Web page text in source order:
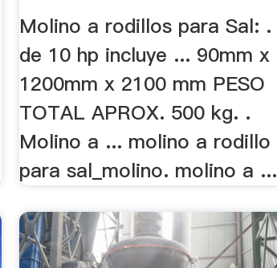
Molino a rodillos para Sal: .
de 10 hp incluye ... 90mm x
1200mm x 2100 mm PESO
TOTAL APROX. 500 kg. .
Molino a ... molino a rodillo
para sal_molino. molino a ...